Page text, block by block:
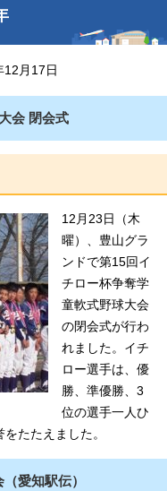
月17日
会 閉会式
12月23日（木
曜）、豊山グラ
ンドで第15回イ
チロー杯争奪学
童軟式野球大会
の閉会式が行わ
れました。イチ
ロー選手は、優
勝、準優勝、3
位の選手一人ひ
たたえました。
愛知駅伝）